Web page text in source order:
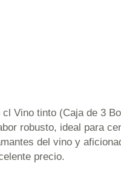
Vino tinto (Caja de 3
robusto, ideal para
del vino y
precio.